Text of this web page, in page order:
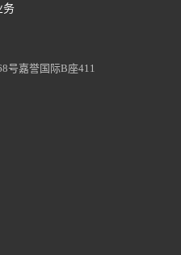
务
号嘉誉国际B座411